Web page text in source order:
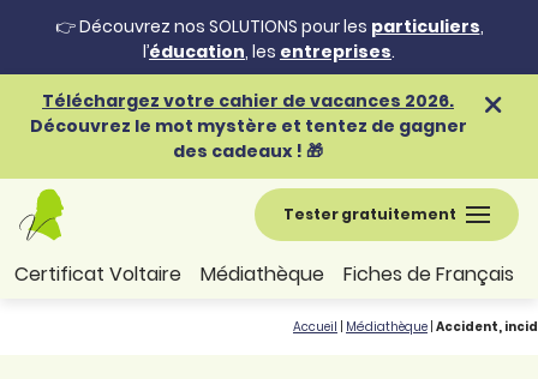
👉 Découvrez nos SOLUTIONS pour les particuliers,
l’éducation, les entreprises.
Téléchargez votre cahier de vacances 2026.
Découvrez le mot mystère et tentez de gagner
des cadeaux ! 🎁
Tester gratuitement
Certificat Voltaire Médiathèque Fiches de Français
Accueil Médiathèque Accident,